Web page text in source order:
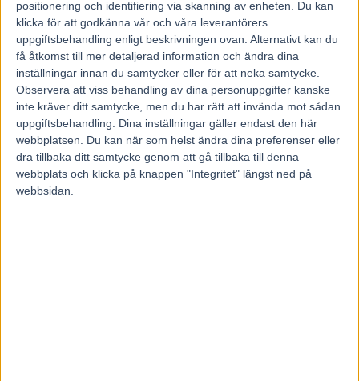
positionering och identifiering via skanning av enheten. Du kan
klicka för att godkänna vår och våra leverantörers
uppgiftsbehandling enligt beskrivningen ovan. Alternativt kan du
få åtkomst till mer detaljerad information och ändra dina
inställningar innan du samtycker eller för att neka samtycke.
Observera att viss behandling av dina personuppgifter kanske
inte kräver ditt samtycke, men du har rätt att invända mot sådan
uppgiftsbehandling. Dina inställningar gäller endast den här
webbplatsen. Du kan när som helst ändra dina preferenser eller
dra tillbaka ditt samtycke genom att gå tillbaka till denna
webbplats och klicka på knappen "Integritet" längst ned på
webbsidan.
RELATERADE ARTIKLAR
Resultat & eftersnack V85 ÅRJÄNG 11 juli 2026
12 juli, 2026
V85 Resultat & eftersnack BODEN 13 juni 2026
13 juni, 2026